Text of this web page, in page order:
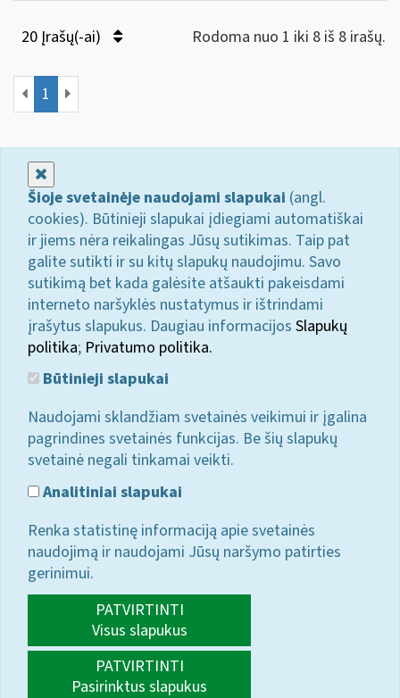
20 Įrašų(-ai) Rodoma nuo 1 iki 8 iš 8 irašų.
1
Šioje svetainėje naudojami slapukai (angl.
cookies). Būtinieji slapukai įdiegiami automatiškai
ir jiems nėra reikalingas Jūsų sutikimas. Taip pat
galite sutikti ir su kitų slapukų naudojimu. Savo
sutikimą bet kada galėsite atšaukti pakeisdami
interneto naršyklės nustatymus ir ištrindami
įrašytus slapukus. Daugiau informacijos Slapukų
politika; Privatumo politika.
Būtinieji slapukai
Naudojami sklandžiam svetainės veikimui ir įgalina
pagrindines svetainės funkcijas. Be šių slapukų
svetainė negali tinkamai veikti.
Analitiniai slapukai
Renka statistinę informaciją apie svetainės
naudojimą ir naudojami Jūsų naršymo patirties
gerinimui.
PATVIRTINTI
Visus slapukus
PATVIRTINTI
Pasirinktus slapukus